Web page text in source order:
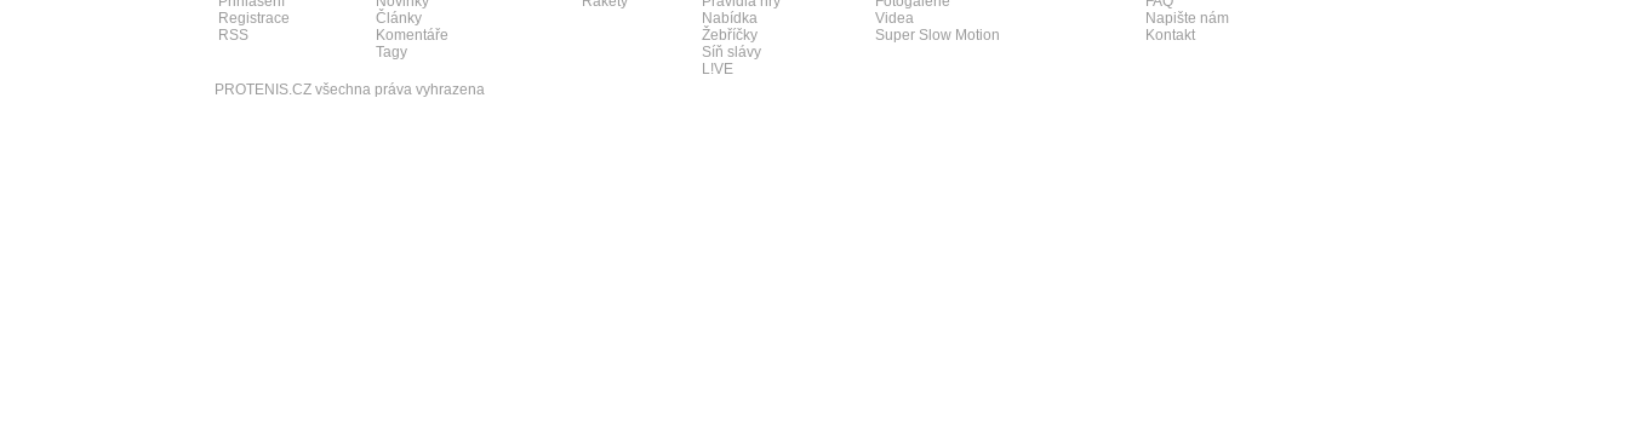
Registrace
RSS
Články
Komentáře
Tagy
Nabídka
Žebříčky
Síň slávy
L!VE
Videa
Super Slow Motion
Napište nám
Kontakt
PROTENIS.CZ všechna práva vyhrazena